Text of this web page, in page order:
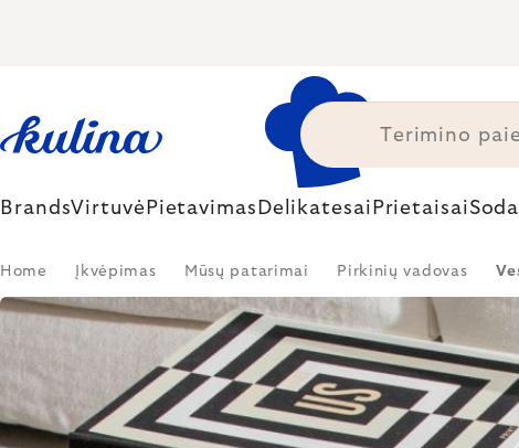
BrandsVirtuvė Pietavimas Delikatesai Prietaisai
Home Įkvėpimas Mūsų patarimai Pirkinių vadovas